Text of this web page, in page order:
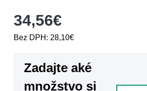
34,56€
Bez DPH: 28,10€
Zadajte aké
množstvo si